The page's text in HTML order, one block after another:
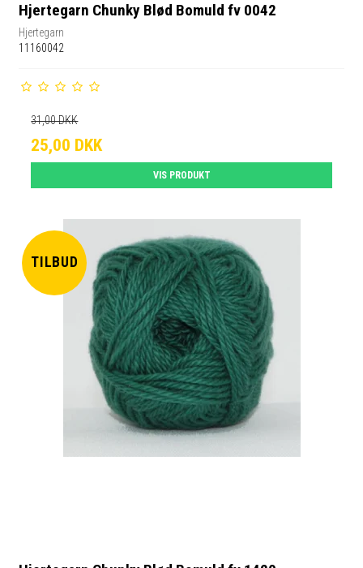
Hjertegarn Chunky Blød Bomuld fv 0042
Hjertegarn
11160042
31,00 DKK
25,00 DKK
VIS PRODUKT
TILBUD